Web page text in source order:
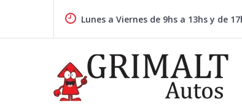
Lunes a Viernes de 9hs a 13hs y de